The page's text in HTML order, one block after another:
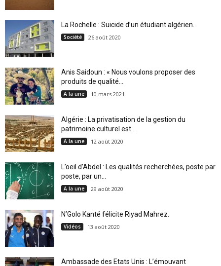
La Rochelle : Suicide d’un étudiant algérien.
Société 26 août 2020
Anis Saidoun : « Nous voulons proposer des
produits de qualité...
A la une 10 mars 2021
Algérie : La privatisation de la gestion du
patrimoine culturel est...
A la une 12 août 2020
L’oeil d’Abdel : Les qualités recherchées, poste par
poste, par un...
A la une 29 août 2020
N’Golo Kanté félicite Riyad Mahrez.
Vidéos 13 août 2020
Ambassade des Etats Unis : L’émouvant